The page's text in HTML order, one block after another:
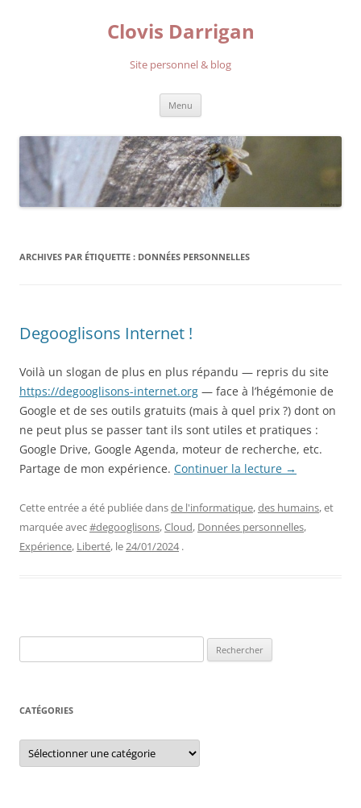
Clovis Darrigan
Site personnel & blog
Menu
ARCHIVES PAR ÉTIQUETTE : DONNÉES PERSONNELLES
Degooglisons Internet !
Voilà un slogan de plus en plus répandu — repris du site
https://degooglisons-internet.org — face à l’hégémonie de
Google et de ses outils gratuits (mais à quel prix ?) dont on
ne peut plus se passer tant ils sont utiles et pratiques :
Google Drive, Google Agenda, moteur de recherche, etc.
Partage de mon expérience. Continuer la lecture →
Cette entrée a été publiée dansde l'informatique,des humains, et
marquée avec#degooglisons,Cloud, Données personnelles,
Expérience, Liberté, le24/01/2024 .
CATÉGORIES
Catégories